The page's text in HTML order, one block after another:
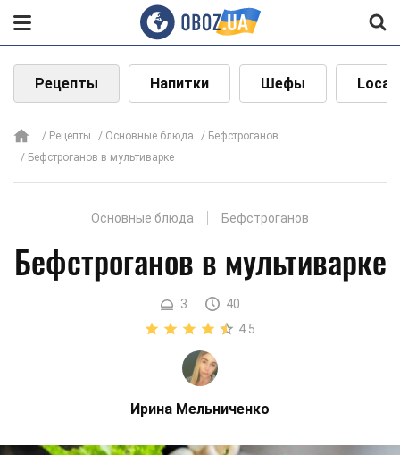
Рецепты Напитки Шефы Local
Рецепты Основные блюда
Бефстроганов
Бефстроганов в мультиварке
Основные блюда Бефстроганов
Бефстроганов в мультиварке
3
40
4.5
Ирина Мельниченко